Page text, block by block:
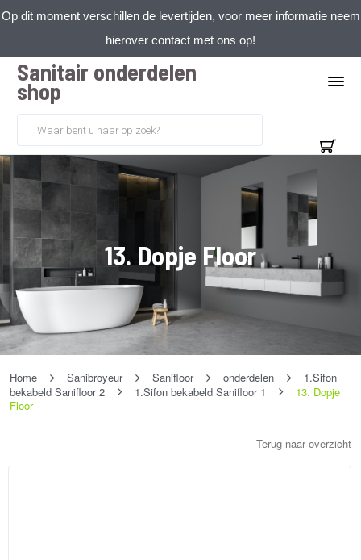
Op dit moment verschillen de levertijden, voor meer informatie neem
hierover contact met ons op!
Sanitair onderdelen
shop
13. Dopje Floor
Home Sanibroyeur Sanifloor onderdelen
1.Sifon
bekabeld Sanifloor 2
1.Sifon bekabeld Sanifloor 1
13. Dopje
Floor
Terug naar overzicht